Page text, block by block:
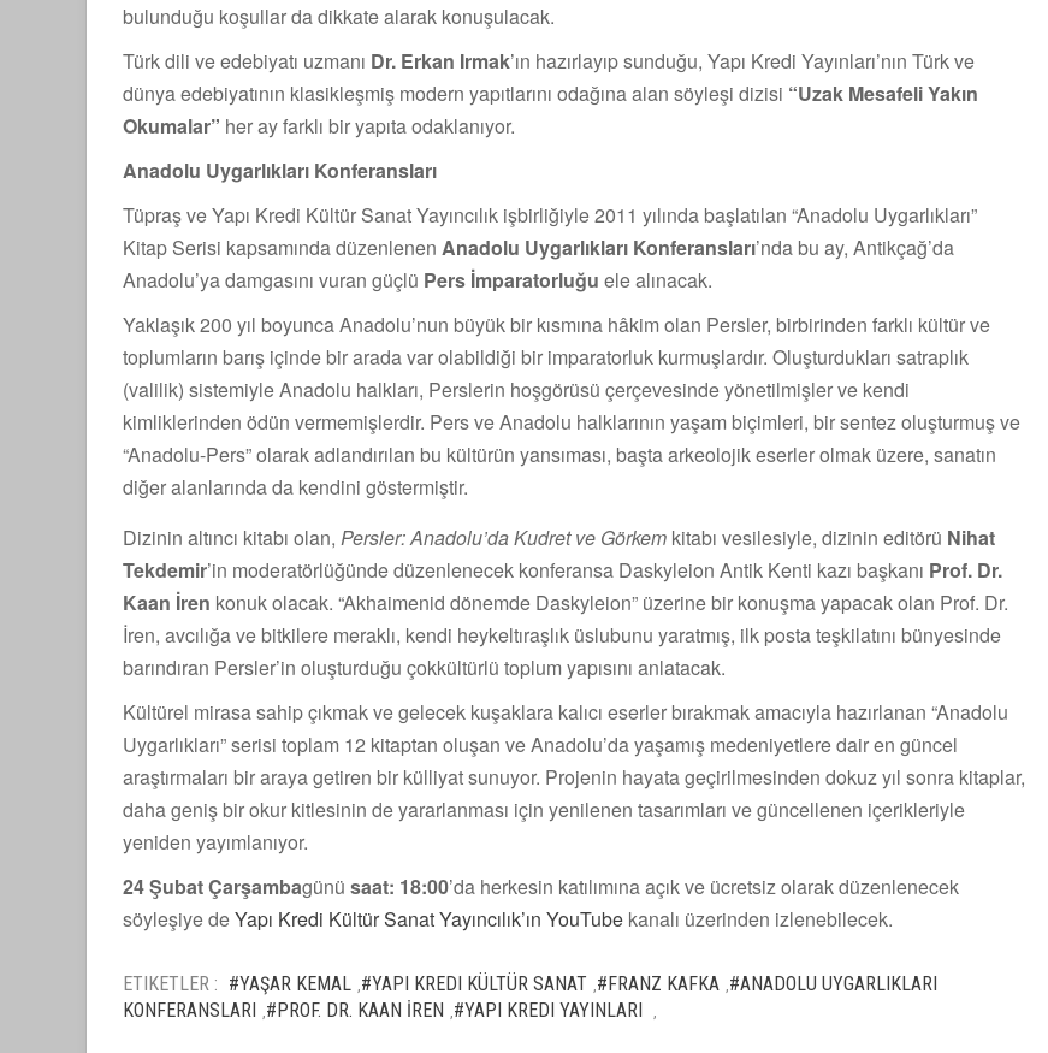
bulunduğu koşullar da dikkate alarak konuşulacak.
Türk dili ve edebiyatı uzmanı Dr. Erkan Irmak’ın hazırlayıp sunduğu, Yapı Kredi Yayınları’nın Türk ve
dünya edebiyatının klasikleşmiş modern yapıtlarını odağına alan söyleşi dizisi “Uzak Mesafeli Yakın
Okumalar” her ay farklı bir yapıta odaklanıyor.
Anadolu Uygarlıkları Konferansları
Tüpraş ve Yapı Kredi Kültür Sanat Yayıncılık işbirliğiyle 2011 yılında başlatılan “Anadolu Uygarlıkları”
Kitap Serisi kapsamında düzenlenen Anadolu Uygarlıkları Konferansları’nda bu ay, Antikçağ’da
Anadolu’ya damgasını vuran güçlü Pers İmparatorluğu ele alınacak.
Yaklaşık 200 yıl boyunca Anadolu’nun büyük bir kısmına hâkim olan Persler, birbirinden farklı kültür ve
toplumların barış içinde bir arada var olabildiği bir imparatorluk kurmuşlardır. Oluşturdukları satraplık
(valilik) sistemiyle Anadolu halkları, Perslerin hoşgörüsü çerçevesinde yönetilmişler ve kendi
kimliklerinden ödün vermemişlerdir. Pers ve Anadolu halklarının yaşam biçimleri, bir sentez oluşturmuş ve
“Anadolu-Pers” olarak adlandırılan bu kültürün yansıması, başta arkeolojik eserler olmak üzere, sanatın
diğer alanlarında da kendini göstermiştir.
Dizinin altıncı kitabı olan, Persler: Anadolu’da Kudret ve Görkem kitabı vesilesiyle, dizinin editörü Nihat
Tekdemir’in moderatörlüğünde düzenlenecek konferansa Daskyleion Antik Kenti kazı başkanı Prof. Dr.
Kaan İren konuk olacak. “Akhaimenid dönemde Daskyleion” üzerine bir konuşma yapacak olan Prof. Dr.
İren, avcılığa ve bitkilere meraklı, kendi heykeltıraşlık üslubunu yaratmış, ilk posta teşkilatını bünyesinde
barındıran Persler’in oluşturduğu çokkültürlü toplum yapısını anlatacak.
Kültürel mirasa sahip çıkmak ve gelecek kuşaklara kalıcı eserler bırakmak amacıyla hazırlanan “Anadolu
Uygarlıkları” serisi toplam 12 kitaptan oluşan ve Anadolu’da yaşamış medeniyetlere dair en güncel
araştırmaları bir araya getiren bir külliyat sunuyor. Projenin hayata geçirilmesinden dokuz yıl sonra kitaplar,
daha geniş bir okur kitlesinin de yararlanması için yenilenen tasarımları ve güncellenen içerikleriyle
yeniden yayımlanıyor.
24 Şubat Çarşambagünü saat: 18:00’da herkesin katılımına açık ve ücretsiz olarak düzenlenecek
söyleşiye deYapı Kredi Kültür Sanat Yayıncılık’ın YouTube kanalı üzerinden izlenebilecek.
ETIKETLER : #YAŞAR KEMAL ,#YAPI KREDI KÜLTÜR SANAT ,#FRANZ KAFKA ,#ANADOLU UYGARLIKLARI
KONFERANSLARI
,#PROF. DR. KAAN İREN ,#YAPI KREDI YAYINLARI ,